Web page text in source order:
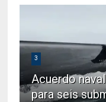
3
Acuerdo
para seis